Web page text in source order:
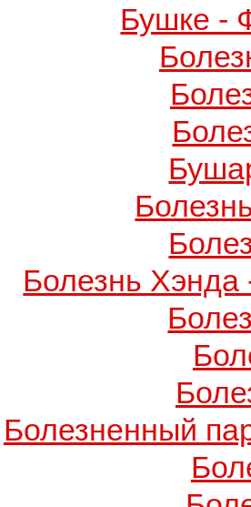
Бушке -
Болезнь
Болезненный